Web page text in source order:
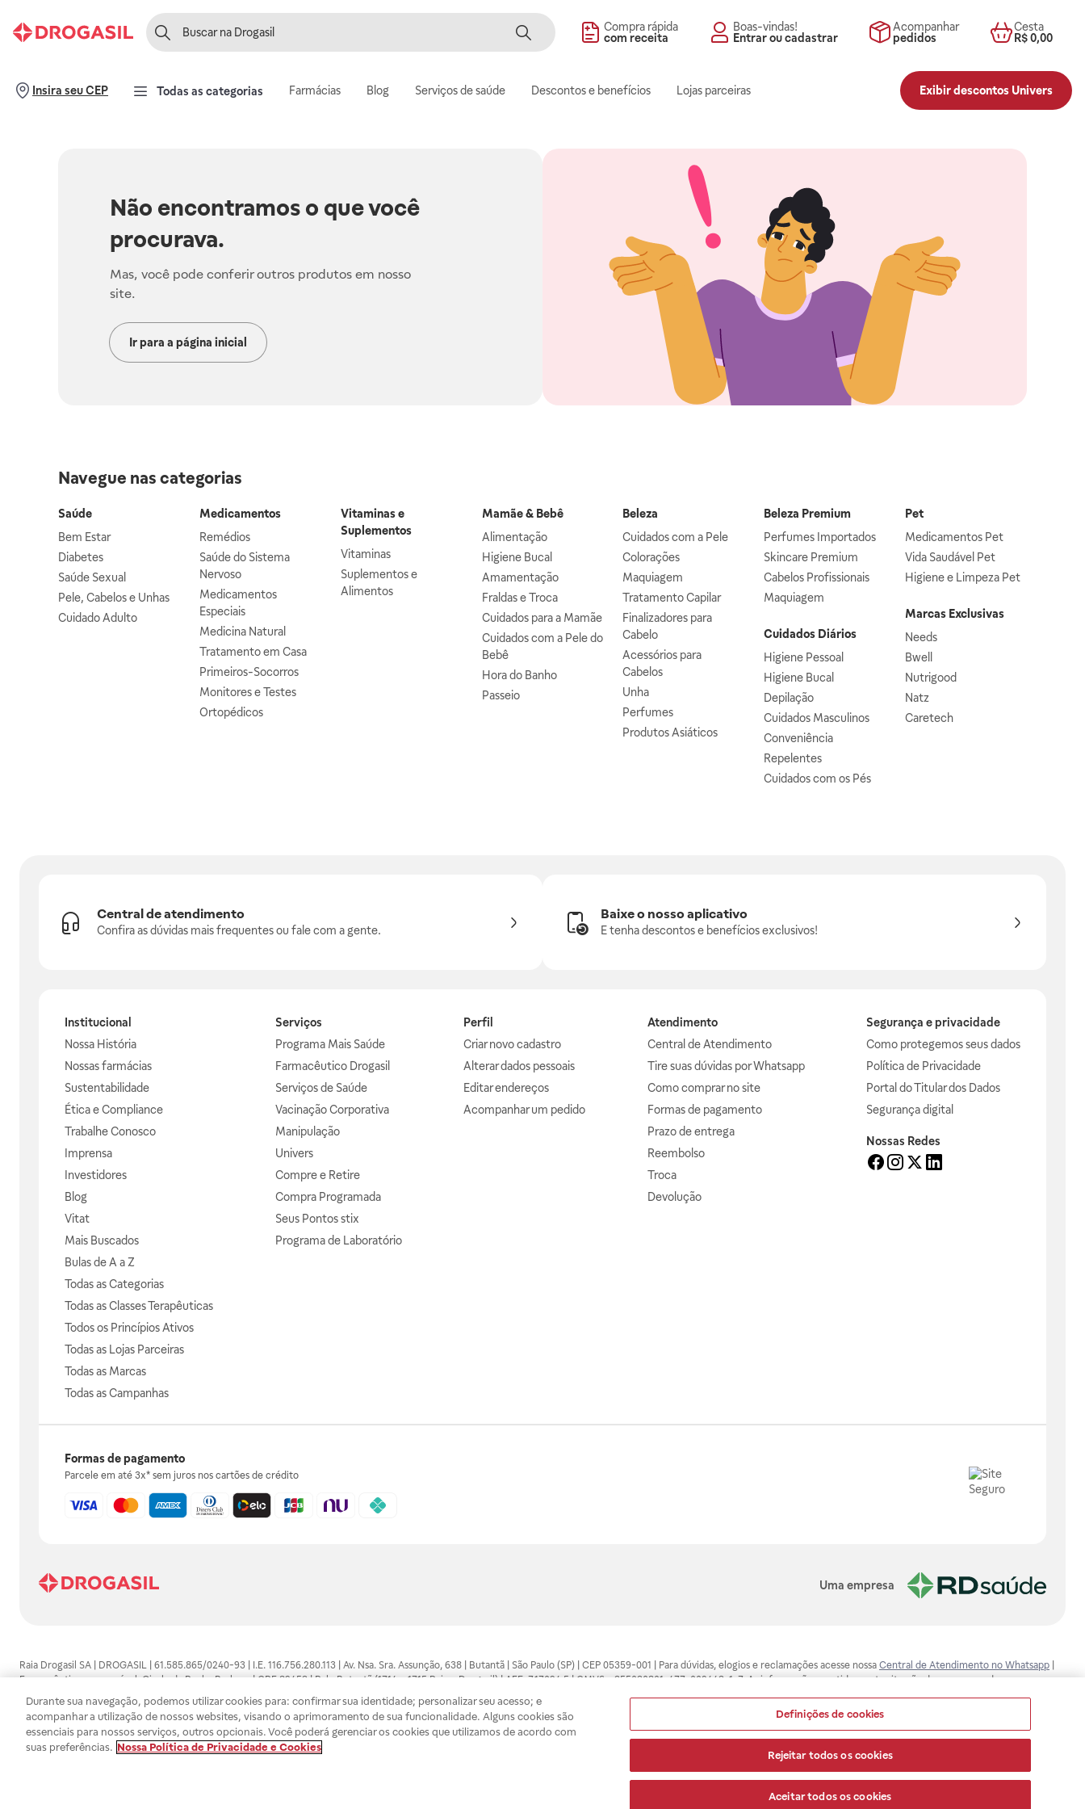
Compra rápida
com receita
Boas-vindas!
Entrar ou cadastrar
Acompanhar
pedidos
Cesta
R$ 0,00
Insira seu CEP Todas as categorias Farmácias Blog Serviços de saúde Descontos e benefícios Lojas parceiras Exibir descontos Univers
Não encontramos o que você
procurava.
Mas, você pode conferir outros produtos em nosso
site.
Ir para a página inicial
Navegue nas categorias
Saúde
Bem Estar
Diabetes
Saúde Sexual
Pele, Cabelos e Unhas
Cuidado Adulto
Medicamentos
Remédios
Saúde do Sistema
Nervoso
Medicamentos
Especiais
Medicina Natural
Tratamento em Casa
Primeiros-Socorros
Monitores e Testes
Ortopédicos
Vitaminas e
Suplementos
Vitaminas
Suplementos e
Alimentos
Mamãe & Bebê
Alimentação
Higiene Bucal
Amamentação
Fraldas e Troca
Cuidados para a Mamãe
Cuidados com a Pele do
Bebê
Hora do Banho
Passeio
Beleza
Cuidados com a Pele
Colorações
Maquiagem
Tratamento Capilar
Finalizadores para
Cabelo
Acessórios para
Cabelos
Unha
Perfumes
Produtos Asiáticos
Beleza Premium
Perfumes Importados
Skincare Premium
Cabelos Profissionais
Maquiagem
Cuidados Diários
Higiene Pessoal
Higiene Bucal
Depilação
Cuidados Masculinos
Conveniência
Repelentes
Cuidados com os Pés
Pet
Medicamentos Pet
Vida Saudável Pet
Higiene e Limpeza Pet
Marcas Exclusivas
Needs
Bwell
Nutrigood
Natz
Caretech
Central de atendimento
Confira as dúvidas mais frequentes ou fale com a gente.
Baixe o nosso aplicativo
E tenha descontos e benefícios exclusivos!
Institucional
Nossa História
Nossas farmácias
Sustentabilidade
Ética e Compliance
Trabalhe Conosco
Imprensa
Investidores
Blog
Vitat
Mais Buscados
Bulas de A a Z
Todas as Categorias
Todas as Classes Terapêuticas
Todos os Princípios Ativos
Todas as Lojas Parceiras
Todas as Marcas
Todas as Campanhas
Serviços
Programa Mais Saúde
Farmacêutico Drogasil
Serviços de Saúde
Vacinação Corporativa
Manipulação
Univers
Compre e Retire
Compra Programada
Seus Pontos stix
Programa de Laboratório
Perfil
Criar novo cadastro
Alterar dados pessoais
Editar endereços
Acompanhar um pedido
Atendimento
Central de Atendimento
Tire suas dúvidas por Whatsapp
Como comprar no site
Formas de pagamento
Prazo de entrega
Reembolso
Troca
Devolução
Segurança e privacidade
Como protegemos seus dados
Política de Privacidade
Portal do Titular dos Dados
Segurança digital
Nossas Redes
Formas de pagamento
Parcele em até 3x* sem juros nos cartões de crédito
Uma empresa
Raia Drogasil SA | DROGASIL | 61.585.865/0240-93 | I.E. 116.756.280.113 | Av. Nsa. Sra. Assunção, 638 | Butantã | São Paulo (SP) | CEP 05359-001 | Para dúvidas, elogios e reclamações acesse nossa Central de Atendimento no Whatsapp
Farmacêutico responsável: Gisele da Penha Barbosa | CRF 89453 | Polo Butantã (1714 e 1715 Raia e Drogasil) | AFE: 7.17094.5 | CMVS - 355030801-477-002443-1-7. As informações contidas neste site não devem ser usadas para
automedicação e não substituem, em hipótese alguma, as orientações dadas pelo profissional da área médica. Somente o médico está apto a diagnosticar qualquer problema de saúde e prescrever o tratamento adequado. Ao
persistirem os sintomas, um médico deverá ser consultado. Os preços e promoções divulgados no site são válidos apenas para compras feitas pela internet. Maiores esclarecimentos, consultar o site: www.anvisa.gov.br. A Raia Drogasil
SA trabalha com as tecnologias mais avançadas de proteção de dados, para que você possa realizar suas compras com tranquilidade. A privacidade e a segurança dos clientes são compromissos da Raia Drogasil SA. Todos os pedidos
efetuados estão sujeitos à confirmação da disponibilidade de produto em nosso estoque.
Durante sua navegação, podemos utilizar cookies para: confirmar sua identidade; personalizar seu acesso; e
acompanhar a utilização de nossos websites, visando o aprimoramento de sua funcionalidade. Alguns cookies são
essenciais para nossos serviços, outros opcionais. Você poderá gerenciar os cookies que utilizamos de acordo com
suas preferências. Nossa Política de Privacidade e Cookies
Definições de cookies
Rejeitar todos os cookies
Aceitar todos os cookies